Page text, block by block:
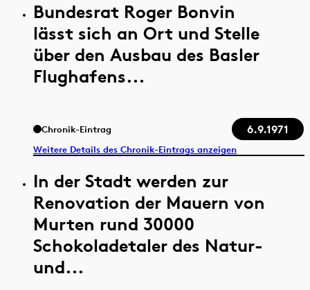
Bundesrat Roger Bonvin
lässt sich an Ort und Stelle
über den Ausbau des Basler
Flughafens...
Chronik-Eintrag 6.9.1971
Weitere Details des Chronik-Eintrags anzeigen
In der Stadt werden zur
Renovation der Mauern von
Murten rund 30000
Schokoladetaler des Natur-
und...